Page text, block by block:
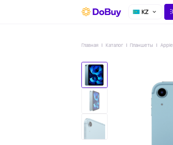
KZ
Главная Каталог Планшеты Apple